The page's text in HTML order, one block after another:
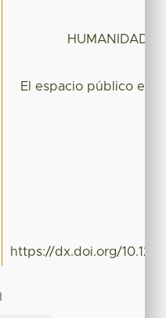
El espacio público en
https://dx.doi.org/